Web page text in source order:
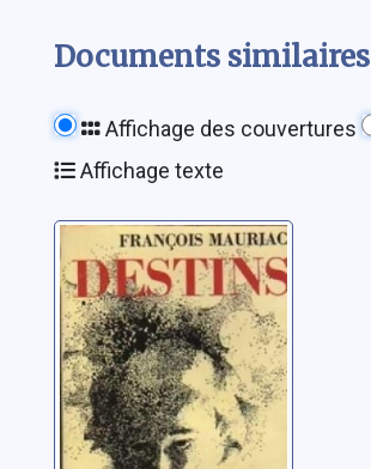
Documents similaires
Affichage des couvertures
Affichage texte
Destins: roman
Mauriac, François